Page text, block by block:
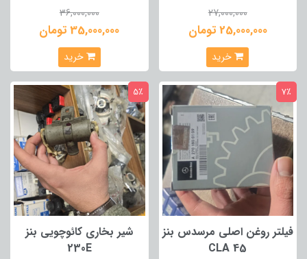
27,000,000
25,000,000 تومان
خرید
36,000,000
35,000,000 تومان
خرید
فیلتر روغن اصلی مرسدس بنز
CLA 45
7٪
شیر بخاری کائوچویی بنز
230E
5٪